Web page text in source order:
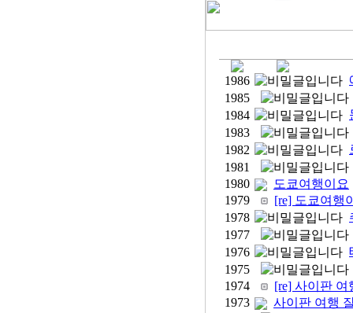
1986
1985
1984
1983
1982
1981
1980
도쿄여행이요
1979
[re] 도쿄여행
1978
1977
1976
1975
1974
[re] 사이판
1973
사이판 여행